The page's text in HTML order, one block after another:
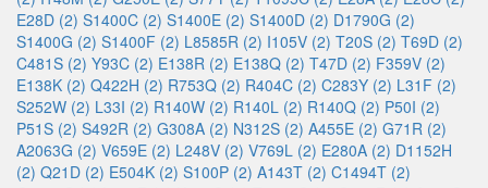
E28D (2) S1400C (2) S1400E (2) S1400D (2) D1790G (2)
S1400G (2) S1400F (2) L8585R (2) I105V (2) T20S (2) T69D (2)
C481S (2) Y93C (2) E138R (2) E138Q (2) T47D (2) F359V (2)
E138K (2) Q422H (2) R753Q (2) R404C (2) C283Y (2) L31F (2)
S252W (2) L33I (2) R140W (2) R140L (2) R140Q (2) P50I (2)
P51S (2) S492R (2) G308A (2) N312S (2) A455E (2) G71R (2)
A2063G (2) V659E (2) L248V (2) V769L (2) E280A (2) D1152H
(2) Q21D (2) E504K (2) S100P (2) A143T (2) C1494T (2)